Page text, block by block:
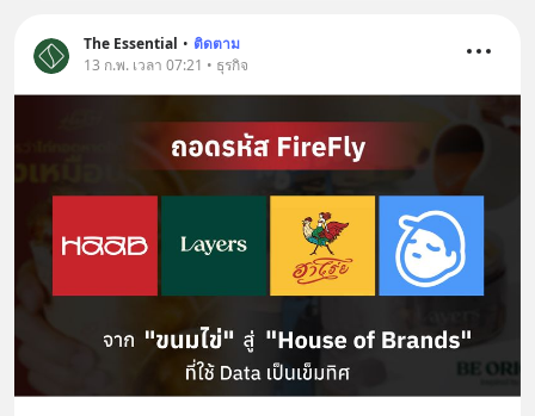
The Essential • ติดตาม
13 ก.พ. เวลา 07:21 • ธุรกิจ